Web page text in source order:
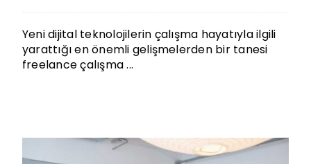
Yeni dijital teknolojilerin çalışma hayatıyla ilgili
yarattığı en önemli gelişmelerden bir tanesi
freelance çalışma ...